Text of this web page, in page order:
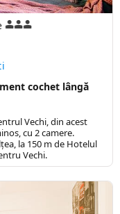
cochet lângă
Vechi, din acest
cu 2 camere.
la 150 m de Hotelul
Vechi.